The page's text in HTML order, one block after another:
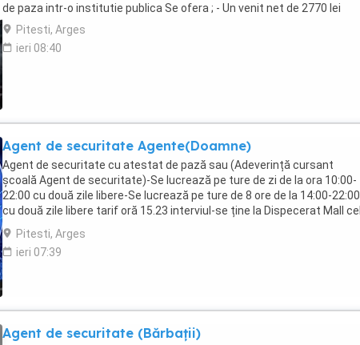
de paza intr-o institutie publica Se ofera ; - Un venit net de 2770 lei
Pitesti, Arges
ieri 08:40
Agent de securitate Agente(Doamne)
Agent de securitate cu atestat de pază sau (Adeverință cursant
școală Agent de securitate)-Se lucrează pe ture de zi de la ora 10:00-
22:00 cu două zile libere-Se lucrează pe ture de 8 ore de la 14:00-22:00
cu două zile libere tarif oră 15.23 interviul-se ține la Dispecerat Mall cel
de la podul viilor ...
Pitesti, Arges
ieri 07:39
Agent de securitate (Bărbații)